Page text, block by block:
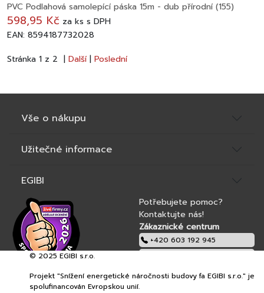
PVC Podlahová samolepící páska 15m - dub přírodní (155)
598,95 Kč za ks s DPH
EAN: 8594187732028
Stránka 1 z 2 | Další | Poslední
Vše o nákupu
Užitečné informace
EGIBI
Potřebujete pomoc?
Kontaktujte nás!
Zákaznické centrum
+420 603 192 945
EGIBI s.r.o.
© 2025 EGIBI s.r.o.
Projekt "Snížení energetické náročnosti budovy fa EGIBI s.r.o." je
spolufinancován Evropskou unií.